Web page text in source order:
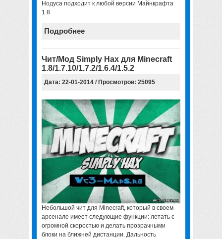
Нодуса подходит к любой версии Майнкрафта
1.8
Подробнее
Чит/Мод Simply Hax для Minecraft
1.8/1.7.10/1.7.2/1.6.4/1.5.2
Дата: 22-01-2014 / Просмотров: 25095
Небольшой чит для Minecraft, который в своем
арсенале имеет следующие функции: летать с
огромной скоростью и делать прозрачными
блоки на ближней дистанции. Дальность